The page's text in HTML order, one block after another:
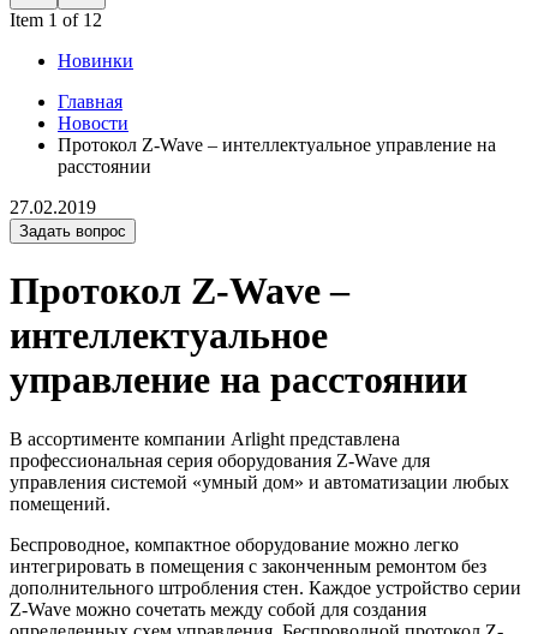
Item 1 of 12
Новинки
Главная
Новости
Протокол Z-Wave – интеллектуальное управление на
расстоянии
27.02.2019
Задать вопрос
Протокол Z-Wave –
интеллектуальное
управление на расстоянии
В ассортименте компании Arlight представлена
профессиональная серия оборудования Z-Wave для
управления системой «умный дом» и автоматизации любых
помещений.
Беспроводное, компактное оборудование можно легко
интегрировать в помещения с законченным ремонтом без
дополнительного штробления стен. Каждое устройство серии
Z-Wave можно сочетать между собой для создания